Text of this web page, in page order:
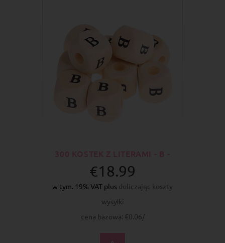
€18.99
w tym. 19% VAT plus doliczając koszty
wysyłki
cena bazowa: €0.06/